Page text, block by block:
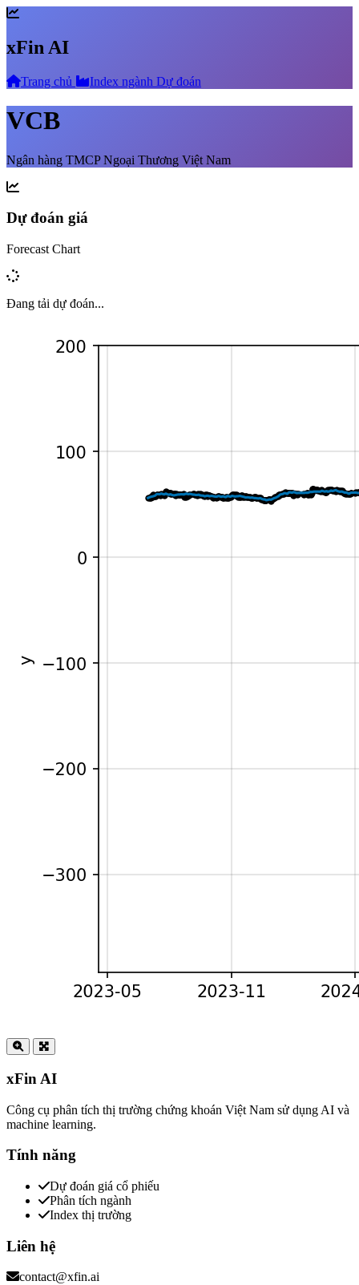
xFin AI
Trang chủ Index ngành Dự đoán
VCB
Ngân hàng TMCP Ngoại Thương Việt Nam
Dự đoán giá
Forecast Chart
Đang tải dự đoán...
xFin AI
Công cụ phân tích thị trường chứng khoán Việt Nam sử dụng AI và
machine learning.
Tính năng
Dự đoán giá cổ phiếu
Phân tích ngành
Index thị trường
Liên hệ
contact@xfin.ai